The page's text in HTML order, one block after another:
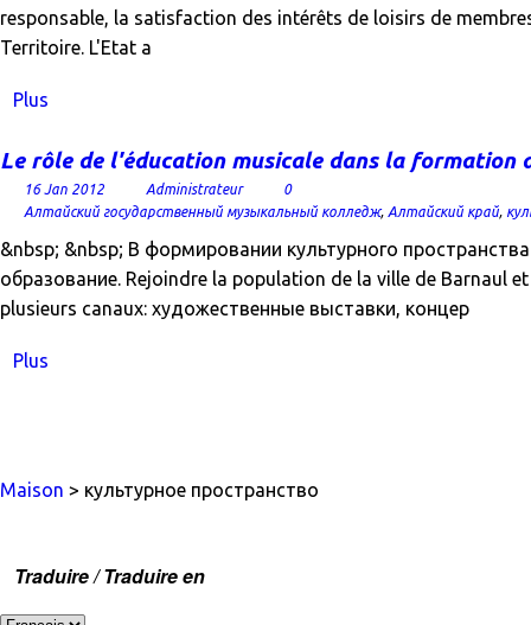
responsable, la satisfaction des intérêts de loisirs de
Territoire. L'Etat a
Plus
Le rôle de l'éducation musicale dans la
16 Jan 2012 Administrateur
0
Алтайский государственный музыкальный колледж, Алтайский край,
&nbsp; &nbsp; В формировании культурного
образование. Rejoindre la population de la ville de Barnaul
plusieurs canaux: художественные выставки, концер
Plus
Maison > культурное пространство
Traduire / Traduire en